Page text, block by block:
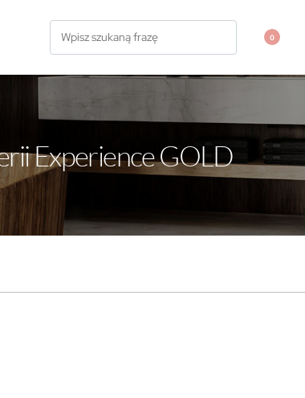
0
Experience GOLD